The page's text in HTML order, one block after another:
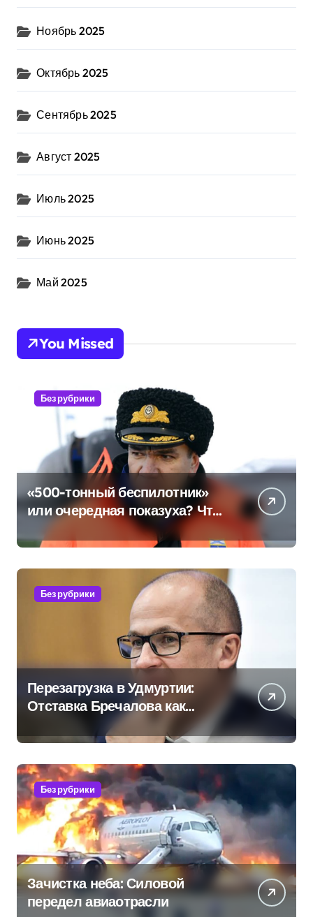
Ноябрь 2025
Октябрь 2025
Сентябрь 2025
Август 2025
Июль 2025
Июнь 2025
Май 2025
You Missed
Без рубрики
«500-тонный беспилотник»
или очередная показуха? Что
скрывает российский ВМФ
Без рубрики
Перезагрузка в Удмуртии:
Отставка Бречалова как
результат управленческих
провалов и уязвимости
региона
Без рубрики
Зачистка неба: Силовой
передел авиаотрасли